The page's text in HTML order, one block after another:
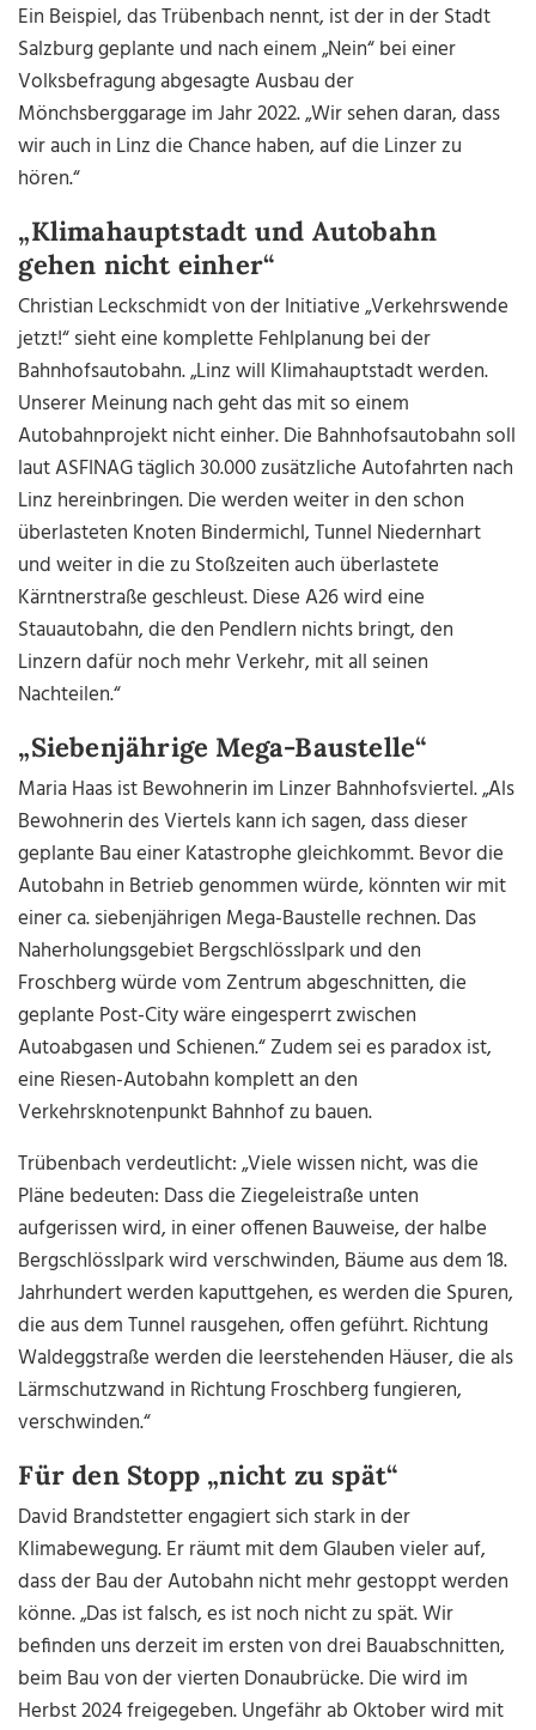
Ein Beispiel, das Trübenbach nennt, ist der in der Stadt
Salzburg geplante und nach einem „Nein“ bei einer
Volksbefragung abgesagte Ausbau der
Mönchsberggarage im Jahr 2022. „Wir sehen daran, dass
wir auch in Linz die Chance haben, auf die Linzer zu
hören.“
„Klimahauptstadt und Autobahn
gehen nicht einher“
Christian Leckschmidt von der Initiative „Verkehrswende
jetzt!“ sieht eine komplette Fehlplanung bei der
Bahnhofsautobahn. „Linz will Klimahauptstadt werden.
Unserer Meinung nach geht das mit so einem
Autobahnprojekt nicht einher. Die Bahnhofsautobahn soll
laut ASFINAG täglich 30.000 zusätzliche Autofahrten nach
Linz hereinbringen. Die werden weiter in den schon
überlasteten Knoten Bindermichl, Tunnel Niedernhart
und weiter in die zu Stoßzeiten auch überlastete
Kärntnerstraße geschleust. Diese A26 wird eine
Stauautobahn, die den Pendlern nichts bringt, den
Linzern dafür noch mehr Verkehr, mit all seinen
Nachteilen.“
„Siebenjährige Mega-Baustelle“
Maria Haas ist Bewohnerin im Linzer Bahnhofsviertel. „Als
Bewohnerin des Viertels kann ich sagen, dass dieser
geplante Bau einer Katastrophe gleichkommt. Bevor die
Autobahn in Betrieb genommen würde, könnten wir mit
einer ca. siebenjährigen Mega-Baustelle rechnen. Das
Naherholungsgebiet Bergschlösslpark und den
Froschberg würde vom Zentrum abgeschnitten, die
geplante Post-City wäre eingesperrt zwischen
Autoabgasen und Schienen.“ Zudem sei es paradox ist,
eine Riesen-Autobahn komplett an den
Verkehrsknotenpunkt Bahnhof zu bauen.
Trübenbach verdeutlicht: „Viele wissen nicht, was die
Pläne bedeuten: Dass die Ziegeleistraße unten
aufgerissen wird, in einer offenen Bauweise, der halbe
Bergschlösslpark wird verschwinden, Bäume aus dem 18.
Jahrhundert werden kaputtgehen, es werden die Spuren,
die aus dem Tunnel rausgehen, offen geführt. Richtung
Waldeggstraße werden die leerstehenden Häuser, die als
Lärmschutzwand in Richtung Froschberg fungieren,
verschwinden.“
Für den Stopp „nicht zu spät“
David Brandstetter engagiert sich stark in der
Klimabewegung. Er räumt mit dem Glauben vieler auf,
dass der Bau der Autobahn nicht mehr gestoppt werden
könne. „Das ist falsch, es ist noch nicht zu spät. Wir
befinden uns derzeit im ersten von drei Bauabschnitten,
beim Bau von der vierten Donaubrücke. Die wird im
Herbst 2024 freigegeben. Ungefähr ab Oktober wird mit